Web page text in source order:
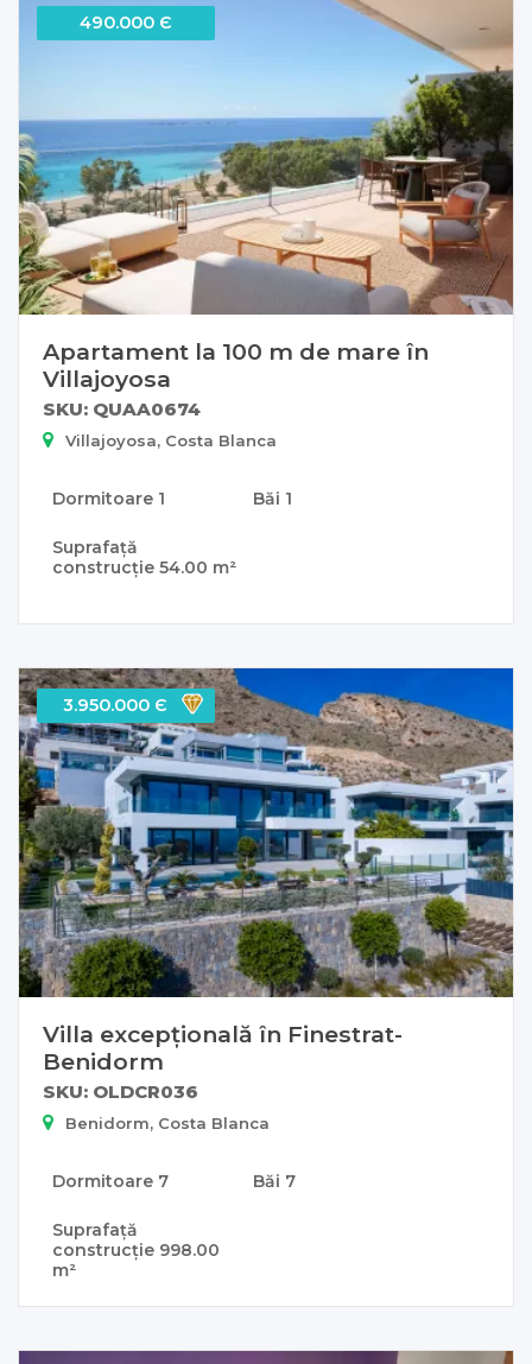
490.000 Є
Apartament la 100 m de mare în
Villajoyosa
SKU: QUAA0674
Villajoyosa, Costa Blanca
Dormitoare 1 Băi 1
Suprafață
construcție 54.00 m²
3.950.000 Є
Villa excepțională în Finestrat-
Benidorm
SKU: OLDCR036
Benidorm, Costa Blanca
Dormitoare 7 Băi 7
Suprafață
construcție 998.00
m²